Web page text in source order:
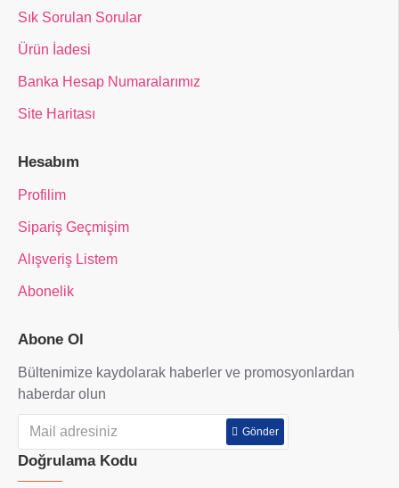
Sık Sorulan Sorular
Ürün İadesi
Banka Hesap Numaralarımız
Site Haritası
Hesabım
Profilim
Sipariş Geçmişim
Alışveriş Listem
Abonelik
Abone Ol
Bültenimize kaydolarak haberler ve promosyonlardan
haberdar olun
Gönder
Doğrulama Kodu